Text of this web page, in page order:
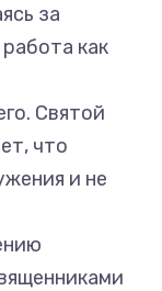
за
как
Святой
что
и не